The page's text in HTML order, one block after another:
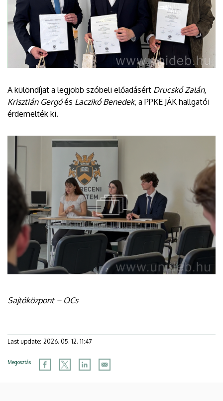
A különdíjat a legjobb szóbeli előadásért Drucskó Zalán,
Krisztián Gergőés Laczikó Benedek, a PPKE JÁK hallgatói
érdemelték ki.
Sajtóközpont – OCs
Last update: 2026. 05. 12. 11:47
Megosztás